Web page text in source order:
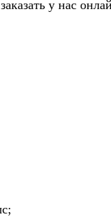
у нас